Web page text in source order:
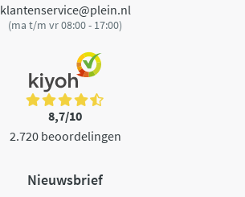
klantenservice@plein.nl
(ma t/m vr 08:00 - 17:00)
8,7/10
2.720 beoordelingen
Nieuwsbrief